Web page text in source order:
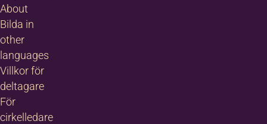
About
Bilda in
other
languages
Villkor för
deltagare
För
cirkelledare